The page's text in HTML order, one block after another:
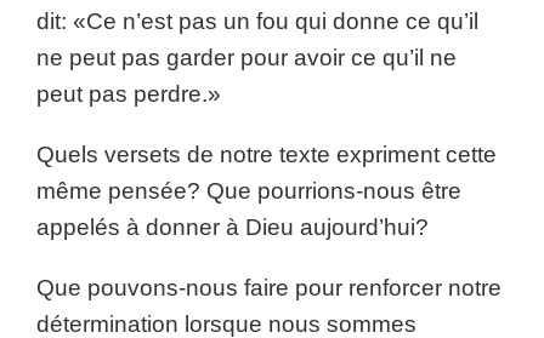
dit: «Ce n’est pas un fou qui donne ce qu’il
ne peut pas garder pour avoir ce qu’il ne
peut pas perdre.»
Quels versets de notre texte expriment cette
même pensée? Que pourrions-nous être
appelés à donner à Dieu aujourd’hui?
Que pouvons-nous faire pour renforcer notre
détermination lorsque nous sommes